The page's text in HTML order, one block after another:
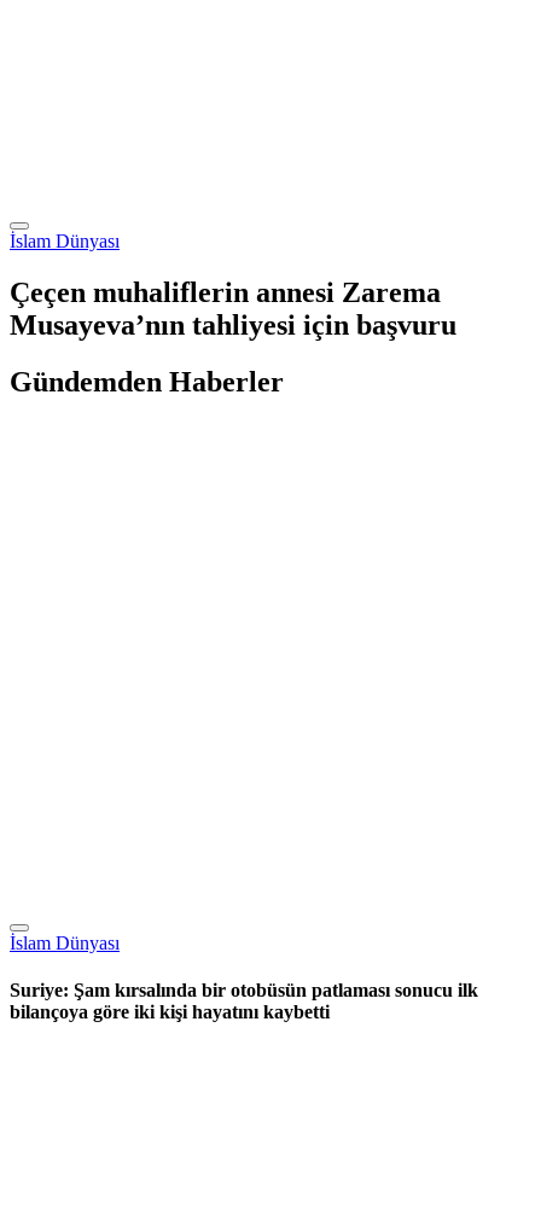
İslam Dünyası
Çeçen muhaliflerin annesi Zarema
Musayeva’nın tahliyesi için başvuru
Gündemden Haberler
İslam Dünyası
Suriye: Şam kırsalında bir otobüsün patlaması sonucu ilk
bilançoya göre iki kişi hayatını kaybetti